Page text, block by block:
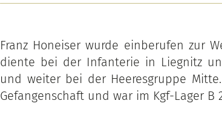
Franz Honeiser wurde einberufen zur
diente bei der Infanterie in Liegnitz
und weiter bei der Heeresgruppe
Gefangenschaft und war im Kgf-Lager B